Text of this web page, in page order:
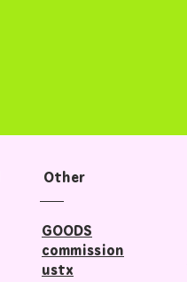
Other
​GOODS
commission
​ustx